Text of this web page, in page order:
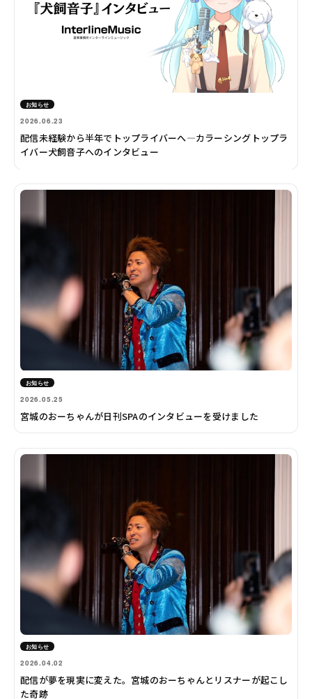
お知らせ
2026.06.23
配信未経験から半年でトップライバーへ―カラーシングトップラ
イバー犬飼音子へのインタビュー
お知らせ
2026.05.25
宮城のおーちゃんが日刊SPAのインタビューを受けました
お知らせ
2026.04.02
配信が夢を現実に変えた。宮城のおーちゃんとリスナーが起こし
た奇跡